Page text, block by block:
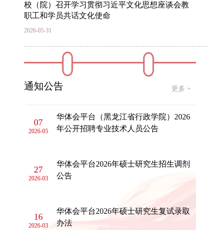
校（院）召开学习贯彻习近平文化思想座谈会教
职工和学员共话文化使命
2026-05-31
红心映晚霞 薪火永相传 ——全省最美“五老”李
志荣与校（院）青年干部面对面 共话初心与担
当
2026-05-29
通知公告 更多 +
07
2026-05
华体会平台（黑龙江省行政学院）2026
年公开招聘专业技术人员公告
27
2026-03
华体会平台2026年硕士研究生招生调剂
公告
16
2026-03
华体会平台2026年硕士研究生复试录取
办法